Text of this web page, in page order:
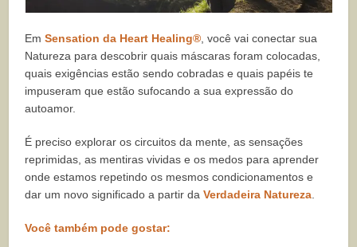
EmSensation da Heart Healing® , você vai conectar sua
Natureza para descobrir quais máscaras foram colocadas,
quais exigências estão sendo cobradas e quais papéis te
impuseram que estão sufocando a sua expressão do
autoamor.
É preciso explorar os circuitos da mente, as sensações
reprimidas, as mentiras vividas e os medos para aprender
onde estamos repetindo os mesmos condicionamentos e
dar um novo significado a partir daVerdadeira Natureza
Você também pode gostar: